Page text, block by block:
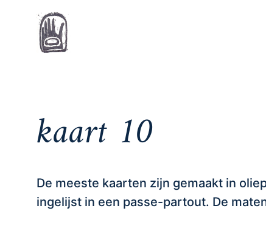
kaart 10
De meeste kaarten zijn gemaakt in
ingelijst in een passe-partout. De